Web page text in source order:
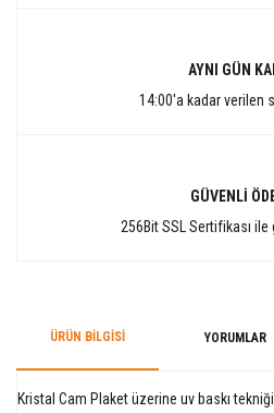
AYNI GÜN
14:00'a kadar verilen
GÜVENLİ
256Bit SSL Sertifikası ile
ÜRÜN BILGISI YORUMLAR
Kristal Cam Plaket üzerine uv baskı